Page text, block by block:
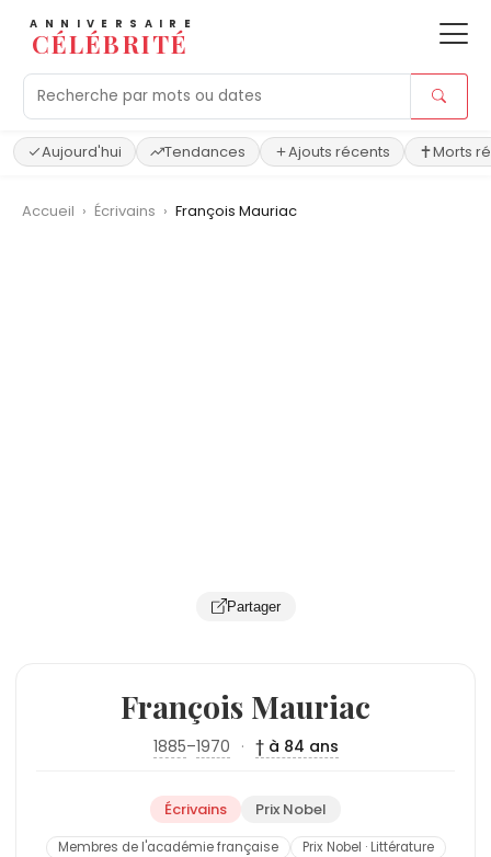
ANNIVERSAIRE
CÉLÉBRITÉ
Aujourd'hui Tendances Ajouts récents Morts
Accueil › Écrivains › François Mauriac
Partager
François Mauriac
1885–1970 · † à 84 ans
Écrivains Prix Nobel
Membres de l'académie française Prix Nobel · Littérature